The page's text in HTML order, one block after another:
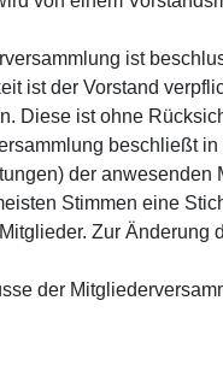
ist
ist der Vorstand
Diese ist ohne
der
Stimmen eine
Zur
der